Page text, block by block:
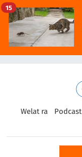
15
Welat ra Podcast